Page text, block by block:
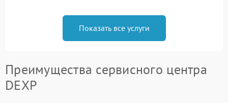
Показать все услуги
Преимущества сервисного центра
DEXP